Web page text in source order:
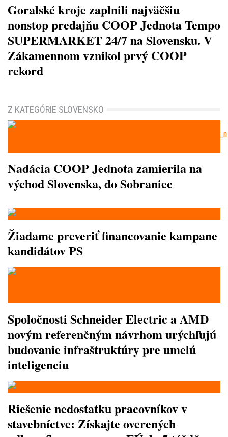
Goralské kroje zaplnili najväčšiu
nonstop predajňu COOP Jednota Tempo
SUPERMARKET 24/7 na Slovensku. V
Zákamennom vznikol prvý COOP
rekord
Z KATEGÓRIE SLOVENSKO
Nadácia COOP Jednota zamierila na
východ Slovenska, do Sobraniec
Žiadame preveriť financovanie kampane
kandidátov PS
Spoločnosti Schneider Electric a AMD
novým referenčným návrhom urýchľujú
budovanie infraštruktúry pre umelú
inteligenciu
Riešenie nedostatku pracovníkov v
stavebníctve: Získajte overených